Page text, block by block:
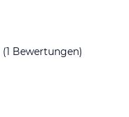
(1 Bewertungen)